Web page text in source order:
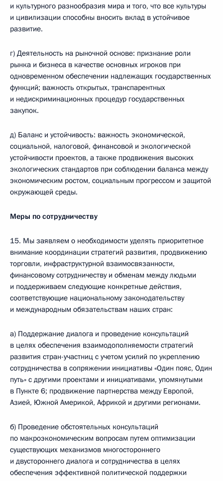
и культурного разнообразия мира и того, что все культуры
и цивилизации способны вносить вклад в устойчивое
развитие.
г) Деятельность на рыночной основе: признание роли
рынка и бизнеса в качестве основных игроков при
одновременном обеспечении надлежащих государственных
функций; важность открытых, транспарентных
и недискриминационных процедур государственных
закупок.
д) Баланс и устойчивость: важность экономической,
социальной, налоговой, финансовой и экологической
устойчивости проектов, а также продвижения высоких
экологических стандартов при соблюдении баланса между
экономическим ростом, социальным прогрессом и защитой
окружающей среды.
Меры по сотрудничеству
15. Мы заявляем о необходимости уделять приоритетное
внимание координации стратегий развития, продвижению
торговли, инфраструктурной взаимосвязанности,
финансовому сотрудничеству и обменам между людьми
и поддерживаем следующие конкретные действия,
соответствующие национальному законодательству
и международным обязательствам наших стран:
а) Поддержание диалога и проведение консультаций
в целях обеспечения взаимодополняемости стратегий
развития стран-участниц с учетом усилий по укреплению
сотрудничества в сопряжении инициативы «Один пояс, Один
путь» с другими проектами и инициативами, упомянутыми
в Пункте 6; продвижение партнерства между Европой,
Азией, Южной Америкой, Африкой и другими регионами.
б) Проведение обстоятельных консультаций
по макроэкономическим вопросам путем оптимизации
существующих механизмов многостороннего
и двустороннего диалога и сотрудничества в целях
обеспечения эффективной политической поддержки